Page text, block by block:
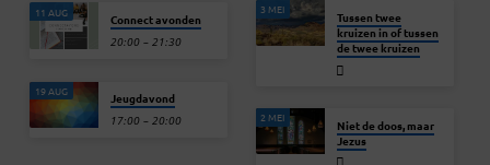
11 AUG Connect avonden
20:00 – 21:30
19 AUG Jeugdavond
17:00 – 20:00
3 MEI
Tussen twee
kruizen in of tussen
de twee kruizen
2 MEI
Niet de doos, maar
Jezus